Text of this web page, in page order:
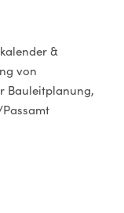
&
von
Bauleitplanung,